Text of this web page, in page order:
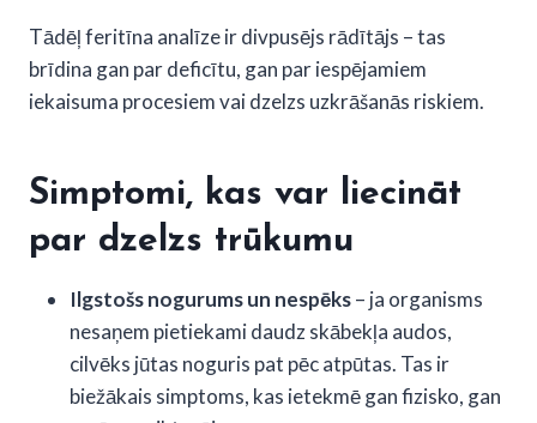
Tādēļ feritīna analīze ir divpusējs rādītājs – tas
brīdina gan par deficītu, gan par iespējamiem
iekaisuma procesiem vai dzelzs uzkrāšanās riskiem.
Simptomi, kas var liecināt
par dzelzs trūkumu
Ilgstošs nogurums un nespēks– ja organisms
nesaņem pietiekami daudz skābekļa audos,
cilvēks jūtas noguris pat pēc atpūtas. Tas ir
biežākais simptoms, kas ietekmē gan fizisko, gan